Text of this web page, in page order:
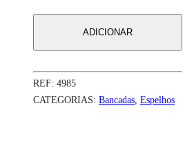
ADICIONAR
REF: 4985
CATEGORIAS: Bancadas Espelhos